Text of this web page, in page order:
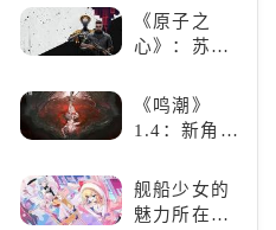
未来战场；
跑酷突袭，
改写战斗格
《原子之
心》：苏联
游戏盛宴与
瑕疵
《鸣潮》
1.4：新角
情，全新冒
险体验！
舰船少女的
魅力所在：